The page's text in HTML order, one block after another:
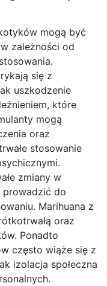
mogą być
zależności od
się z
uszkodzenie
które
mogą
oraz
stosowanie
zmiany w
prowadzić do
Marihuana z
oraz
Ponadto
często wiąże się z
izolacja społeczna